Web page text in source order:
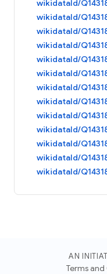
wikidataId/
wikidataId/
wikidataId/
wikidataId/
wikidataId/
wikidataId/
wikidataId/
wikidataId/
wikidataId/
wikidataId/
wikidataId/
wikidataId/
wikidataId/
AN
Terms